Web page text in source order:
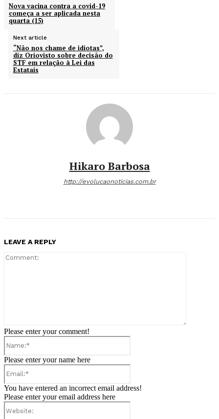
Nova vacina contra a covid-19
começa a ser aplicada nesta
quarta (15)
Next article
“Não nos chame de idiotas”,
diz Oriovisto sobre decisão do
STF em relação à Lei das
Estatais
Hikaro Barbosa
http://evolucaonoticias.com.br
LEAVE A REPLY
Please enter your comment!
Please enter your name here
You have entered an incorrect email address!
Please enter your email address here